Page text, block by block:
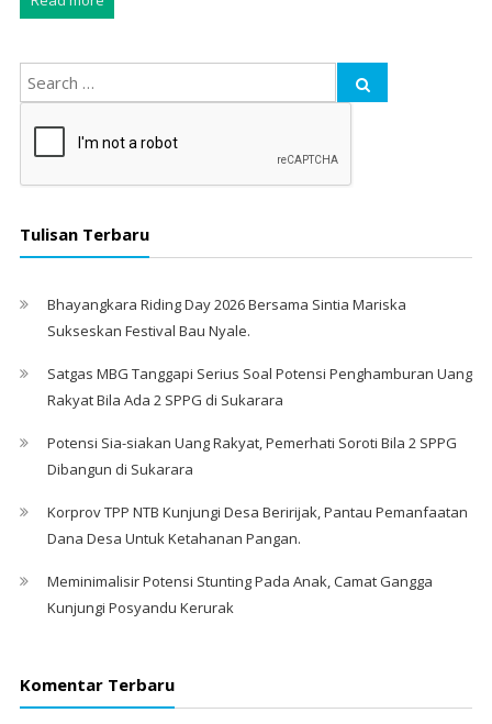
Tulisan Terbaru
Bhayangkara Riding Day 2026 Bersama Sintia Mariska
Sukseskan Festival Bau Nyale. ‎
Satgas MBG Tanggapi Serius Soal Potensi Penghamburan Uang
Rakyat Bila Ada 2 SPPG di Sukarara
Potensi Sia-siakan Uang Rakyat, Pemerhati Soroti Bila 2 SPPG
Dibangun di Sukarara
Korprov TPP NTB Kunjungi Desa Beririjak, Pantau Pemanfaatan
Dana Desa Untuk Ketahanan Pangan.
Meminimalisir Potensi Stunting Pada Anak, Camat Gangga
Kunjungi Posyandu Kerurak
Komentar Terbaru